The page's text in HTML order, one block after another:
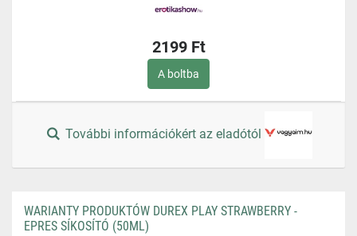
2199 Ft
A boltba
További információkért az eladótól
WARIANTY PRODUKTÓW DUREX PLAY STRAWBERRY -
EPRES SÍKOSÍTÓ (50ML)